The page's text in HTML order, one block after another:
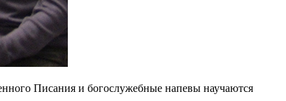
Писания и богослужебные напевы научаются